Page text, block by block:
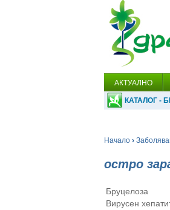
АКТУАЛНО
КАТАЛОГ -
Начало ›
остро
Бруцелоза
Вирусен